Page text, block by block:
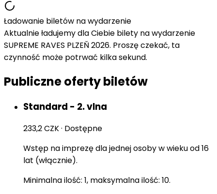
Ładowanie biletów na wydarzenie
Aktualnie ładujemy dla Ciebie bilety na wydarzenie
SUPREME RAVES PLZEŇ 2026. Proszę czekać, ta
czynność może potrwać kilka sekund.
Publiczne oferty biletów
Standard - 2. vlna
233,2 CZK· Dostępne
Wstęp na imprezę dla jednej osoby w wieku od 16
lat (włącznie).
Minimalna ilość: 1, maksymalna ilość: 10.